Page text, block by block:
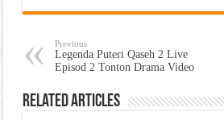
Previous
Legenda Puteri Qaseh 2 Live
Episod 2 Tonton Drama Video
Related Articles